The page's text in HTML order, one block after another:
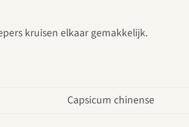
kruisen elkaar gemakkelijk.
Capsicum chinense